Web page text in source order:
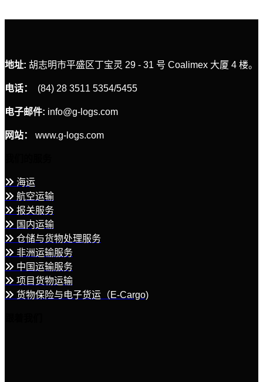
地址: 胡志明市平盛区丁宝灵 29 - 31 号 Coalimex 大厦 4 楼。
电话： (84) 28 3511 5354/5455
电子邮件: info@g-logs.com
网站： www.g-logs.com
海运
航空运输
报关服务
国内运输
仓储与货物处理服务
非洲运输服务
中国运输服务
项目货物运输
货物保险与电子货运（E-Cargo)